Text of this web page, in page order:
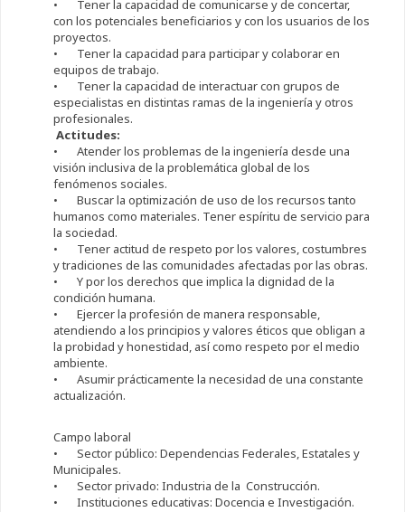
• Tener la capacidad de comunicarse y de concertar,
con los potenciales beneficiarios y con los usuarios de los
proyectos.
• Tener la capacidad para participar y colaborar en
equipos de trabajo.
• Tener la capacidad de interactuar con grupos de
especialistas en distintas ramas de la ingeniería y otros
profesionales.
Actitudes:
• Atender los problemas de la ingeniería desde una
visión inclusiva de la problemática global de los
fenómenos sociales.
• Buscar la optimización de uso de los recursos tanto
humanos como materiales. Tener espíritu de servicio para
la sociedad.
• Tener actitud de respeto por los valores, costumbres
y tradiciones de las comunidades afectadas por las obras.
• Y por los derechos que implica la dignidad de la
condición humana.
• Ejercer la profesión de manera responsable,
atendiendo a los principios y valores éticos que obligan a
la probidad y honestidad, así como respeto por el medio
ambiente.
• Asumir prácticamente la necesidad de una constante
actualización.
Campo laboral
• Sector público: Dependencias Federales, Estatales y
Municipales.
• Sector privado: Industria de la Construcción.
• Instituciones educativas: Docencia e Investigación.